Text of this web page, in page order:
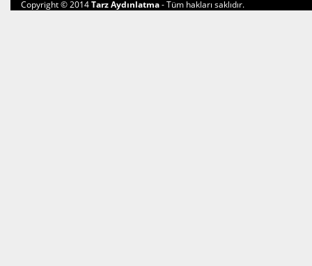
Copyright © 2014Tarz Aydınlatma- Tüm hakları saklıdır.